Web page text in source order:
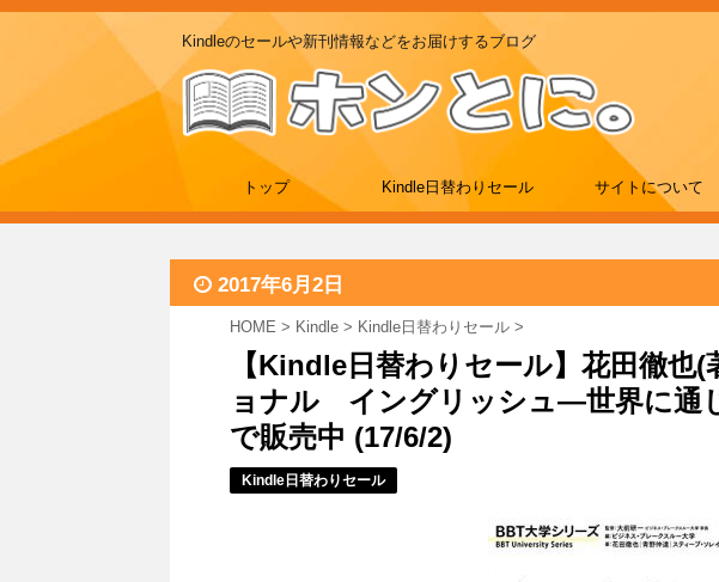
Kindleのセールや新刊情報などをお届けするブログ
トップ Kindle日替わりセール サイトについて
2017年6月2日
HOME > Kindle > Kindle日替わりセール >
【Kindle日替わりセール】花田徹也
ョナル イングリッシュ―世界に通
で販売中 (17/6/2)
Kindle日替わりセール